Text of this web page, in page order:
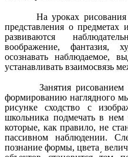
На уроках рисования у
представления о
развиваются
воображение, фантазия,
осознавать наблюдаемое,
устанавливать взаимосвязь
Занятия рисованием
формированию наглядного
рисунке сходство с
школьника подмечать в нем
которые, как правило, не
пассивном наблюдении.
познание формы, цвета͵